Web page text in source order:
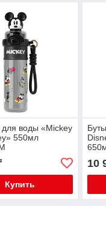
для воды «Mickey
550мл
Купить
10